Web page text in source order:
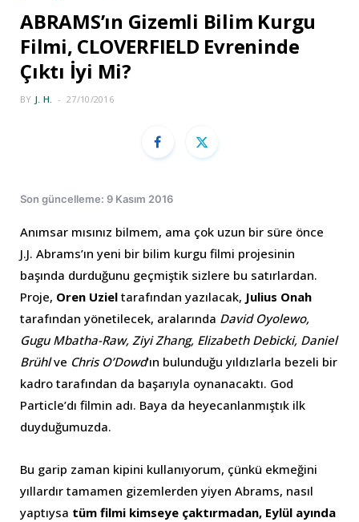
ABRAMS’ın Gizemli Bilim Kurgu
Filmi, CLOVERFIELD Evreninde
Çıktı İyi Mi?
BY J. H. 27/10/2016
Son güncelleme: 9 Kasım 2016
Anımsar mısınız bilmem, ama çok uzun bir süre önce
J.J. Abrams’ın yeni bir bilim kurgu filmi projesinin
başında durduğunu geçmiştik sizlere bu satırlardan.
Proje, Oren Uziel tarafından yazılacak, Julius Onah
tarafından yönetilecek, aralarında David Oyolewo,
Gugu Mbatha-Raw, Ziyi Zhang, Elizabeth Debicki, Daniel
Brühlve Chris O’Dowd’ın bulunduğu yıldızlarla bezeli bir
kadro tarafından da başarıyla oynanacaktı. God
Particle’dı filmin adı. Baya da heyecanlanmıştık ilk
duyduğumuzda.
Bu garip zaman kipini kullanıyorum, çünkü ekmeğini
yıllardır tamamen gizemlerden yiyen Abrams, nasıl
yaptıysa tüm filmi kimseye çaktırmadan, Eylül ayında